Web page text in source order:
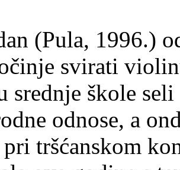
(Pula, 1996.)
svirati
srednje škole
odnose, a
tršćanskom